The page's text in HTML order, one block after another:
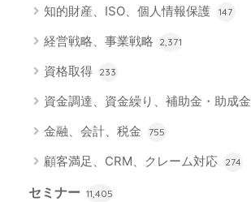
知的財産、ISO、個人情報保護 147
経営戦略、事業戦略 2,371
資格取得 233
資金調達、資金繰り、補助金・助成金
金融、会計、税金 755
顧客満足、CRM、クレーム対応 274
セミナー 11,405